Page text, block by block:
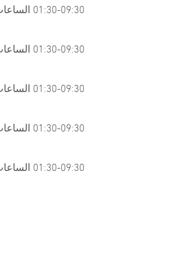
01:30-09:30 الساعات
01:30-09:30 الساعات
01:30-09:30 الساعات
01:30-09:30 الساعات
01:30-09:30 الساعات